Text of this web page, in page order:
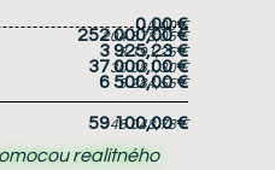
0,00 €
0,00 €
252 000,00 €
204 878,05 €
3 925,23 €
3 191,25 €
37 000,00 €
30 081,30 €
6 500,00 €
5 284,55 €
59 100,00 €
48 048,78 €
realitného